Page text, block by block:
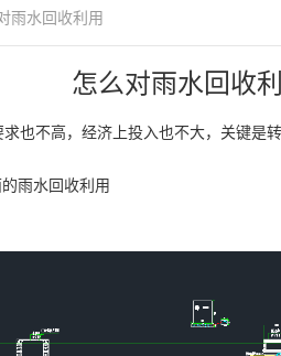
雨水回收利用
怎么对雨水回收
也不高，经济上投入也不大，关键是
雨水回收利用